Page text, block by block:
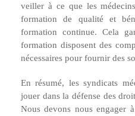
veiller à ce que les
formation de qualité et
formation continue. Cela
formation disposent des
nécessaires pour fournir des
En résumé, les syndicats
jouer dans la défense des
Nous devons nous engager